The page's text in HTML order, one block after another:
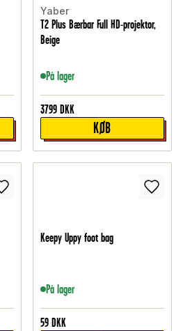
Yaber
T2 Plus Bærbar Full HD-projektor,
Beige
På lager
3799 DKK
KØB
Keepy Uppy foot bag
På lager
59 DKK